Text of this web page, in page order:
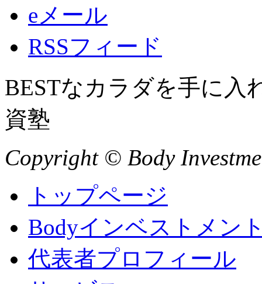
eメール
RSSフィード
BESTなカラダを手に入
資塾
Copyright © Body
トップページ
Bodyインベストメン
代表者プロフィール